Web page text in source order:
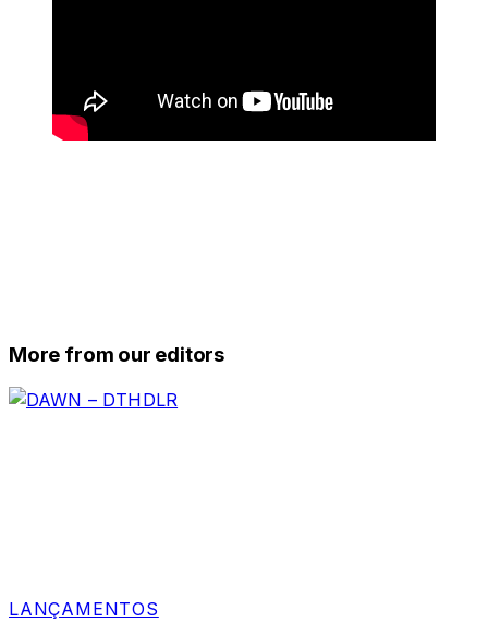
More from our editors
LANÇAMENTOS